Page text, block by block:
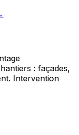
: façades,
Intervention